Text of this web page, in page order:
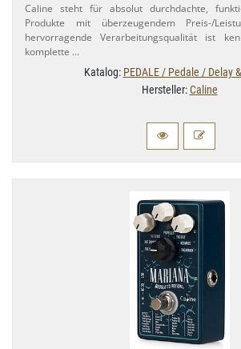
Caline steht für absolut durchdachte,
Produkte mit überzeugendem Preis-​/
hervorragende Verarbeitungsqualität ist
komplette …
Katalog: PEDALE / Pedale / Delay
Hersteller:Caline